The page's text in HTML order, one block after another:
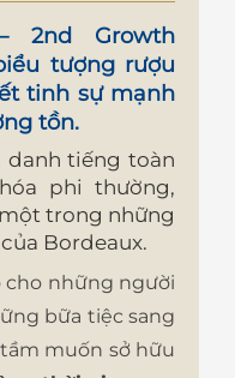
2nd Growth
tượng rượu
tinh sự mạnh
tồn.
danh tiếng toàn
phi thường,
trong những
Bordeaux.
cho những người
bữa tiệc sang
muốn sở hữu